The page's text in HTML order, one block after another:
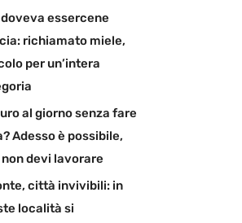
doveva essercene
richiamato miele,
per un’intera
al giorno senza fare
Adesso è possibile,
devi lavorare
città invivibili: in
località si